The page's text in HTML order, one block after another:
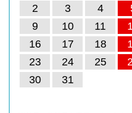
2
3 4
9
10 11
16
17 18
23
24 25
30
31